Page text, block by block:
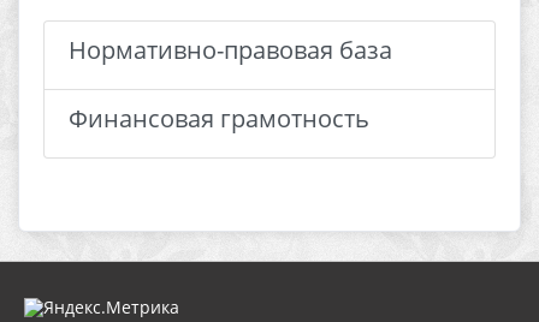
Нормативно-правовая база
Финансовая грамотность